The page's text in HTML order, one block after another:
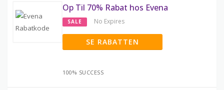
Op Til 70% Rabat hos Evena
SALE No Expires
SE RABATTEN
100% SUCCESS